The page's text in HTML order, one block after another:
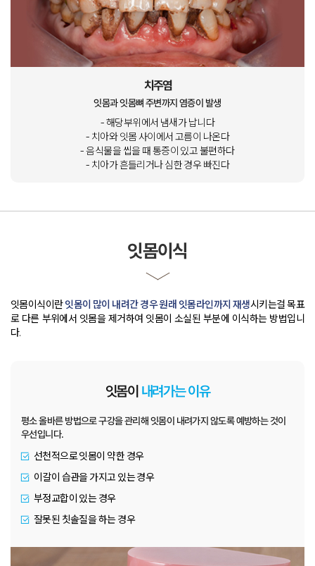
치주염
잇몸과 잇몸뼈 주변까지 염증이 발생
- 해당부위에서 냄새가 납니다
- 치아와 잇몸 사이에서 고름이 나온다
- 음식물을 씹을 때 통증이 있고 불편하다
- 치아가 흔들리거나 심한 경우 빠진다
잇몸이식
잇몸이식이란잇몸이 많이 내려간 경우 원래 잇몸라인까지 재생시키는걸 목표
로 다른 부위에서 잇몸을 제거하여 잇몸이 소실된 부분에 이식하는 방법입니
다.
잇몸이 내려가는 이유
평소 올바른 방법으로 구강을 관리해 잇몸이 내려가지 않도록 예방하는 것이
우선입니다.
선천적으로 잇몸이 약한 경우
이갈이 습관을 가지고 있는 경우
부정교합이 있는 경우
잘못된 칫솔질을 하는 경우